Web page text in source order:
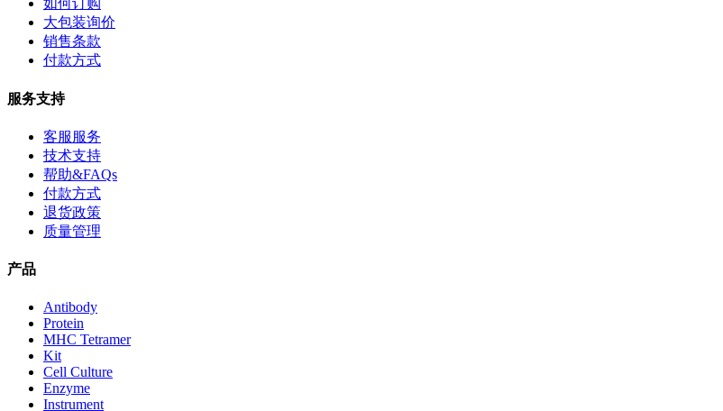
如何订购
大包装询价
销售条款
付款方式
服务支持
客服服务
技术支持
帮助&FAQs
付款方式
退货政策
质量管理
产品
Antibody
Protein
MHC Tetramer
Kit
Cell Culture
Enzyme
Instrument